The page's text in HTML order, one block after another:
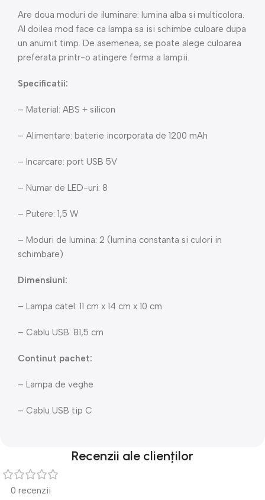
Are doua moduri de iluminare: lumina alba si multicolora.
Al doilea mod face ca lampa sa isi schimbe culoare dupa
un anumit timp. De asemenea, se poate alege culoarea
preferata printr-o atingere ferma a lampii.
Specificatii:
– Material: ABS + silicon
– Alimentare: baterie incorporata de 1200 mAh
– Incarcare: port USB 5V
– Numar de LED-uri: 8
– Putere: 1,5 W
– Moduri de lumina: 2 (lumina constanta si culori in
schimbare)
Dimensiuni:
– Lampa catel: 11 cm x 14 cm x 10 cm
– Cablu USB: 81,5 cm
Continut pachet:
– Lampa de veghe
– Cablu USB tip C
Recenzii ale clienților
0 recenzii